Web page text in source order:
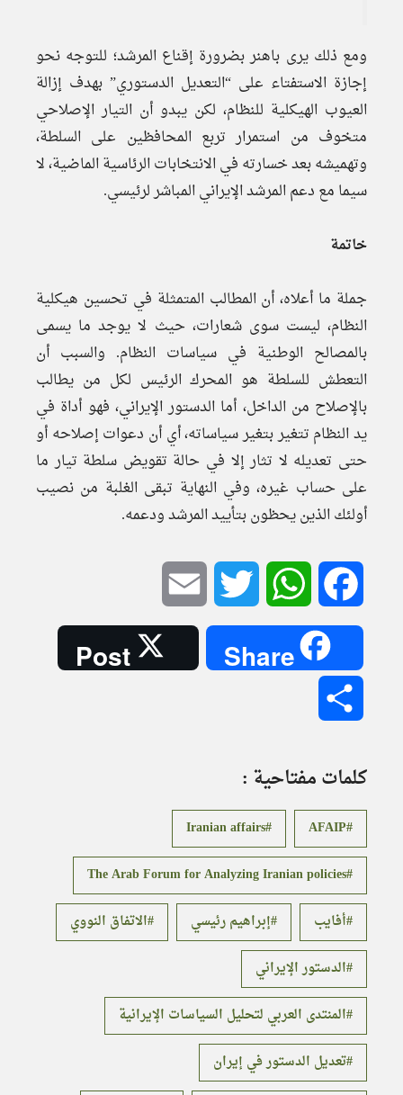
ومع ذلك يرى باهنر بضرورة إقناع المرشد؛ للتوجه نحو
إجازة الاستفتاء على “التعديل الدستوري” بهدف إزالة
العيوب الهيكلية للنظام، لكن يبدو أن التيار الإصلاحي
متخوف من استمرار تربع المحافظين على السلطة،
وتهميشه بعد خسارته في الانتخابات الرئاسية الماضية، لا
سيما مع دعم المرشد الإيراني المباشر لرئيسي.
خاتمة
جملة ما أعلاه، أن المطالب المتمثلة في تحسين هيكلية
النظام، ليست سوى شعارات، حيث لا يوجد ما يسمى
بالمصالح الوطنية في سياسات النظام. والسبب أن
التعطش للسلطة هو المحرك الرئيس لكل من يطالب
بالإصلاح من الداخل، أما الدستور الإيراني، فهو أداة في
يد النظام تتغير بتغير سياساته، أي أن دعوات إصلاحه أو
حتى تعديله لا تثار إلا في حالة تقويض سلطة تيار ما
على حساب غيره، وفي النهاية تبقى الغلبة من نصيب
أولئك الذين يحظون بتأييد المرشد ودعمه.
Facebook
WhatsApp
Twitter
Share
Post
كلمات مفتاحية :
AFAIP
Iranian affairs
The Arab Forum for Analyzing Iranian policies
أفايب
إبراهيم رئيسي
الاتفاق النووي
الدستور الإيراني
المنتدى العربي لتحليل السياسات الإيرانية
تعديل الدستور في إيران